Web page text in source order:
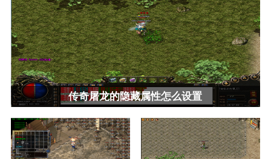
传奇屠龙的隐藏属性怎么设置